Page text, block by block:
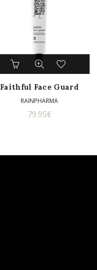
Faithful Face Guard
RAINPHARMA
79.95€